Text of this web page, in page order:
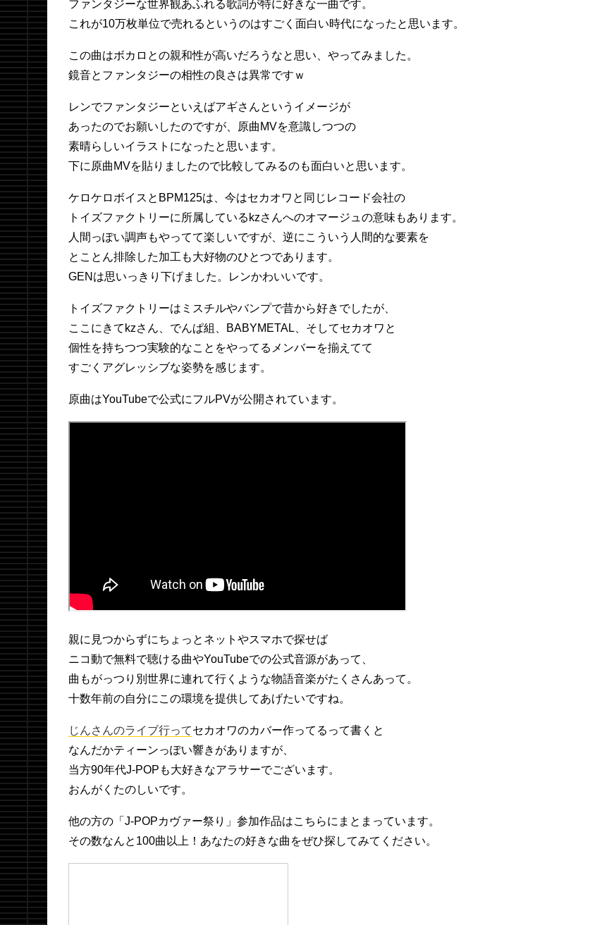
ファンタジーな世界観あふれる歌詞が特に好きな一曲です。
これが10万枚単位で売れるというのはすごく面白い時代になったと思います。
この曲はボカロとの親和性が高いだろうなと思い、やってみました。
鏡音とファンタジーの相性の良さは異常ですｗ
レンでファンタジーといえばアギさんというイメージが
あったのでお願いしたのですが、原曲MVを意識しつつの
素晴らしいイラストになったと思います。
下に原曲MVを貼りましたので比較してみるのも面白いと思います。
ケロケロボイスとBPM125は、今はセカオワと同じレコード会社の
トイズファクトリーに所属しているkzさんへのオマージュの意味もあります。
人間っぽい調声もやってて楽しいですが、逆にこういう人間的な要素を
とことん排除した加工も大好物のひとつであります。
GENは思いっきり下げました。レンかわいいです。
トイズファクトリーはミスチルやバンプで昔から好きでしたが、
ここにきてkzさん、でんぱ組、BABYMETAL、そしてセカオワと
個性を持ちつつ実験的なことをやってるメンバーを揃えてて
すごくアグレッシブな姿勢を感じます。
原曲はYouTubeで公式にフルPVが公開されています。
親に見つからずにちょっとネットやスマホで探せば
ニコ動で無料で聴ける曲やYouTubeでの公式音源があって、
曲もがっつり別世界に連れて行くような物語音楽がたくさんあって。
十数年前の自分にこの環境を提供してあげたいですね。
じんさんのライブ行ってセカオワのカバー作ってるって書くと
なんだかティーンっぽい響きがありますが、
当方90年代J-POPも大好きなアラサーでございます。
おんがくたのしいです。
他の方の「J-POPカヴァー祭り」参加作品はこちらにまとまっています。
その数なんと100曲以上！あなたの好きな曲をぜひ探してみてください。